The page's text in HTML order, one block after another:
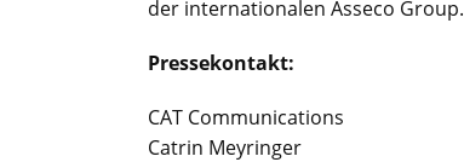
der internationalen Asseco Group.
Pressekontakt:
CAT Communications
Catrin Meyringer